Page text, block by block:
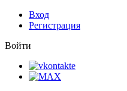
Вход
Регистрация
Войти